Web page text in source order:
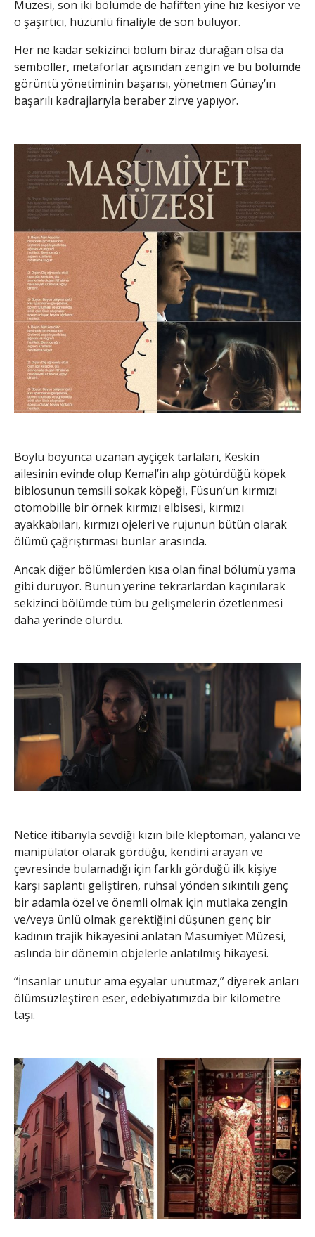
Müzesi, son iki bölümde de hafiften yine hız kesiyor ve
o şaşırtıcı, hüzünlü finaliyle de son buluyor.
Her ne kadar sekizinci bölüm biraz durağan olsa da
semboller, metaforlar açısından zengin ve bu bölümde
görüntü yönetiminin başarısı, yönetmen Günay’ın
başarılı kadrajlarıyla beraber zirve yapıyor.
Boylu boyunca uzanan ayçiçek tarlaları, Keskin
ailesinin evinde olup Kemal’in alıp götürdüğü köpek
biblosunun temsili sokak köpeği, Füsun’un kırmızı
otomobille bir örnek kırmızı elbisesi, kırmızı
ayakkabıları, kırmızı ojeleri ve rujunun bütün olarak
ölümü çağrıştırması bunlar arasında.
Ancak diğer bölümlerden kısa olan final bölümü yama
gibi duruyor. Bunun yerine tekrarlardan kaçınılarak
sekizinci bölümde tüm bu gelişmelerin özetlenmesi
daha yerinde olurdu.
Netice itibarıyla sevdiği kızın bile kleptoman, yalancı ve
manipülatör olarak gördüğü, kendini arayan ve
çevresinde bulamadığı için farklı gördüğü ilk kişiye
karşı saplantı geliştiren, ruhsal yönden sıkıntılı genç
bir adamla özel ve önemli olmak için mutlaka zengin
ve/veya ünlü olmak gerektiğini düşünen genç bir
kadının trajik hikayesini anlatan Masumiyet Müzesi,
aslında bir dönemin objelerle anlatılmış hikayesi.
“İnsanlar unutur ama eşyalar unutmaz,” diyerek anları
ölümsüzleştiren eser, edebiyatımızda bir kilometre
taşı.